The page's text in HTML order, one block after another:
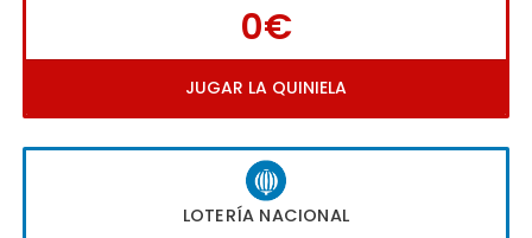
0€
JUGAR LA QUINIELA
LOTERÍA NACIONAL